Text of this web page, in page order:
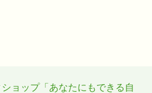
ョップ「あなたにもできる自